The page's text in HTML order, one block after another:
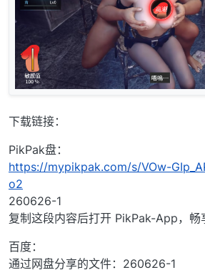
下载链接：
PikPak盘：
https://mypikpak.com/s/VOw-
o2
260626-1
复制这段内容后打开 PikPak-App，畅
百度：
通过网盘分享的文件：260626-1